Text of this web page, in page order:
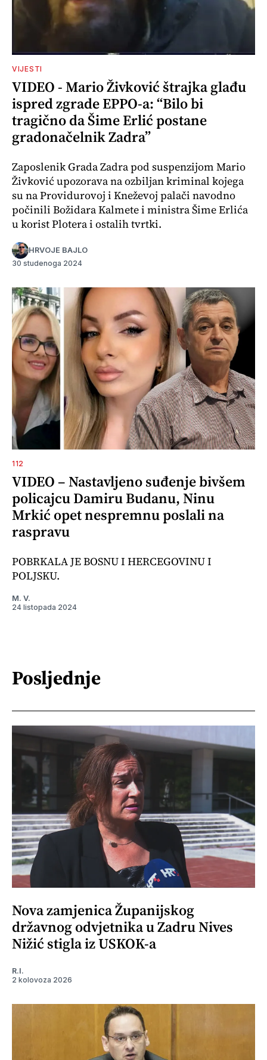
VIJESTI
VIDEO - Mario Živković štrajka glađu
ispred zgrade EPPO-a: “Bilo bi
tragično da Šime Erlić postane
gradonačelnik Zadra”
Zaposlenik Grada Zadra pod suspenzijom Mario
Živković upozorava na ozbiljan kriminal kojega
su na Providurovoj i Kneževoj palači navodno
počinili Božidara Kalmete i ministra Šime Erlića
u korist Plotera i ostalih tvrtki.
HRVOJE BAJLO
30 studenoga 2024
112
VIDEO – Nastavljeno suđenje bivšem
policajcu Damiru Budanu, Ninu
Mrkić opet nespremnu poslali na
raspravu
POBRKALA JE BOSNU I HERCEGOVINU I
POLJSKU.
M. V.
24 listopada 2024
Posljednje
Nova zamjenica Županijskog
državnog odvjetnika u Zadru Nives
Nižić stigla iz USKOK-a
R.I.
2 kolovoza 2026